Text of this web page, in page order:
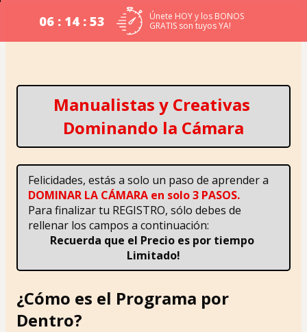
06 : 14 : 53
Únete HOY y los BONOS
GRATIS son tuyos YA!
Manualistas y Creativas
Dominando la Cámara
DOMINAR LA CÁMARA en solo 3 PASOS.
Para finalizar tu REGISTRO, sólo debes de
rellenar los campos a continuación:
Recuerda que el Precio es por tiempo
Limitado!
¿Cómo es el Programa por
Dentro?